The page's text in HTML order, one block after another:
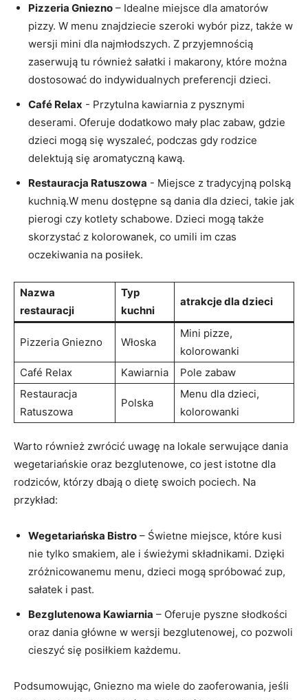
Pizzeria Gniezno – Idealne ⁣miejsce dla amatorów
pizzy. W menu ‌znajdziecie szeroki‍ wybór pizz, także w‍
wersji mini dla najmłodszych. ⁣Z‍ przyjemnością
zaserwują⁤ tu również⁤ sałatki i makarony, które ‌można
dostosować do​ indywidualnych preferencji dzieci.
Café ⁣Relax ​- Przytulna⁢ kawiarnia z pysznymi
deserami. Oferuje dodatkowo mały plac zabaw, gdzie
dzieci ‍mogą się wyszaleć, podczas gdy rodzice
delektują się aromatyczną kawą.
Restauracja ‌Ratuszowa ⁢- Miejsce z tradycyjną ‌polską
kuchnią.W⁤ menu dostępne są dania dla dzieci, ‌takie jak
‍pierogi czy ‌kotlety schabowe. Dzieci mogą także
skorzystać ⁣z ⁣kolorowanek, co umili ‍im czas‍
oczekiwania na posiłek.
Nazwa
restauracji
Typ
kuchni
atrakcje dla ​dzieci
Pizzeria Gniezno Włoska
Mini pizze,
kolorowanki
Café Relax
Kawiarnia
Pole zabaw
Restauracja
⁢Ratuszowa
Polska
Menu dla dzieci,
kolorowanki
Warto również zwrócić uwagę na lokale serwujące ‌dania
wegetariańskie oraz ‌bezglutenowe, co jest‍ istotne‌ dla
rodziców, którzy dbają o dietę swoich pociech. ‍Na
przykład:
Wegetariańska Bistro – Świetne ⁢miejsce, które kusi
nie ‍tylko smakiem, ⁢ale i świeżymi składnikami. Dzięki
zróżnicowanemu menu, dzieci mogą spróbować zup,
sałatek i⁣ past.
Bezglutenowa Kawiarnia – Oferuje pyszne słodkości
oraz dania główne w ⁣wersji bezglutenowej, co ⁢pozwoli
⁢cieszyć ⁣się posiłkiem każdemu.
Podsumowując, Gniezno ma ⁣wiele do⁢ zaoferowania, jeśli⁣